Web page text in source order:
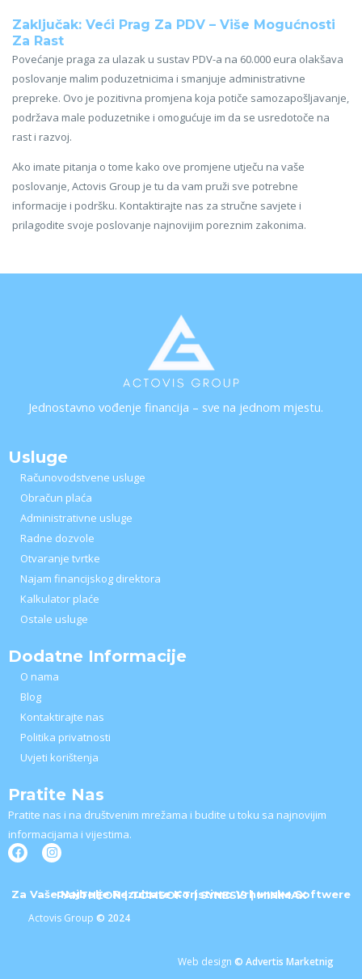
Zaključak: Veći Prag Za PDV – Više Mogućnosti
Za Rast
Povećanje praga za ulazak u sustav PDV-a na 60.000 eura olakšava
poslovanje malim poduzetnicima i smanjuje administrativne
prepreke. Ovo je pozitivna promjena koja potiče samozapošljavanje,
podržava male poduzetnike i omogućuje im da se usredotoče na
rast i razvoj.
Ako imate pitanja o tome kako ove promjene utječu na vaše
poslovanje, Actovis Group je tu da vam pruži sve potrebne
informacije i podršku. Kontaktirajte nas za stručne savjete i
prilagodite svoje poslovanje najnovijim poreznim zakonima.
Jednostavno vođenje financija – sve na jednom mjestu.
Usluge
Računovodstvene usluge
Obračun plaća
Administrativne usluge
Radne dozvole
Otvaranje tvrtke
Najam financijskog direktora
Kalkulator plaće
Ostale usluge
Dodatne Informacije
O nama
Blog
Kontaktirajte nas
Politika privatnosti
Uvjeti korištenja
Pratite Nas
Pratite nas i na društvenim mrežama i budite u toku sa najnovijim
informacijama i vijestima.
F
e
I
t
g
Za Vaše Najbolje Rezultate Koristimo Vrhunske Softwere
PANTHEON | TOMSOFT | SYNESIS | MINIMAX
Actovis Group © 2024
Web design © Advertis Marketnig